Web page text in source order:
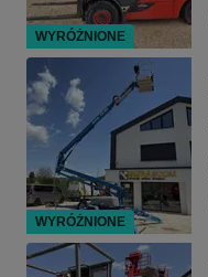
WYRÓŻNIONE
WYRÓŻNIONE